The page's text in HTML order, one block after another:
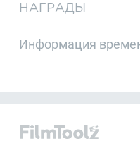
НАГРАДЫ
Информация